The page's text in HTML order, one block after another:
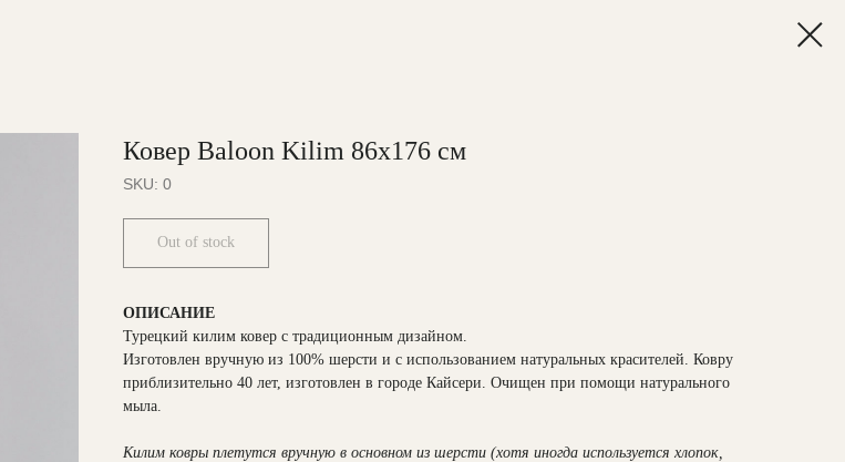
Ковер Baloon Kilim 86х176 см
SKU: 0
Out of stock
ОПИСАНИЕ
Турецкий килим ковер с традиционным дизайном.
Изготовлен вручную из 100% шерсти и с использованием натуральных красителей. Ковру
приблизительно 40 лет, изготовлен в городе Кайсери. Очищен при помощи натурального
мыла.
Килим ковры плетутся вручную в основном из шерсти (хотя иногда используется хлопок,